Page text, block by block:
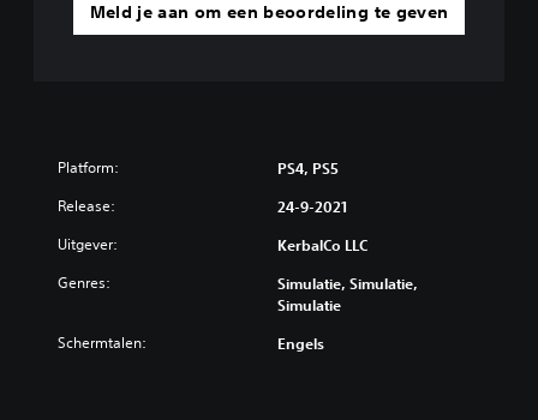
Meld je aan om een beoordeling te geven
Platform: PS4, PS5
Release: 24-9-2021
Uitgever: KerbalCo LLC
Genres:
Simulatie, Simulatie,
Simulatie
Schermtalen: Engels